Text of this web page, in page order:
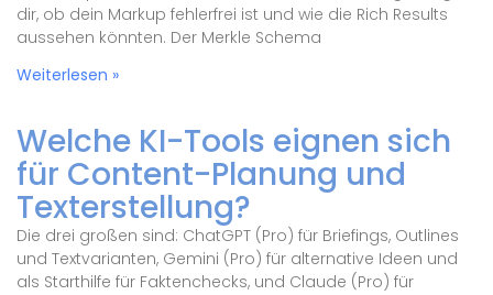
dir, ob dein Markup fehlerfrei ist und wie die Rich Results
aussehen könnten. Der Merkle Schema
Weiterlesen »
Welche KI-Tools eignen sich
für Content-Planung und
Texterstellung?
Die drei großen sind: ChatGPT (Pro) für Briefings, Outlines
und Textvarianten, Gemini (Pro) für alternative Ideen und
als Starthilfe für Faktenchecks, und Claude (Pro) für